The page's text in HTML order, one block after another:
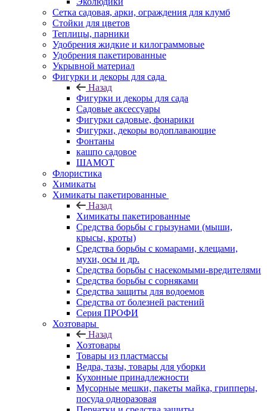
Сетка садовая, арки, ограждения для клумб
Стойки для цветов
Теплицы, парники
Удобрения жидкие и килограммовые
Удобрения пакетированные
Укрывной материал
Фигурки и декоры для сада
Назад
Фигурки и декоры для сада
Садовые аксессуары
Фигурки садовые, фонарики
Фигурки, декоры водоплавающие
Фонтаны
кашпо садовое
ШАМОТ
Флористика
Химикаты
Химикаты пакетированные
Назад
Химикаты пакетированные
Средства борьбы с грызунами (мыши,
крысы, кроты)
Средства борьбы с комарами, клещами,
мухи, осы и др.
Средства борьбы с насекомыми-вредителями
Средства борьбы с сорняками
Средства защиты для водоемов
Средства от болезней растений
Серия ПРОФИ
Хозтовары
Назад
Хозтовары
Товары из пластмассы
Ведра, тазы, товары для уборки
Кухонные принадлежности
Мусорные мешки, пакеты майка, грипперы,
посуда одноразовая